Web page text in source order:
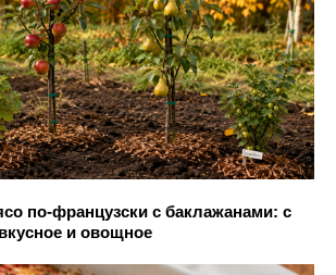
по-французски с баклажанами: с
и овощное